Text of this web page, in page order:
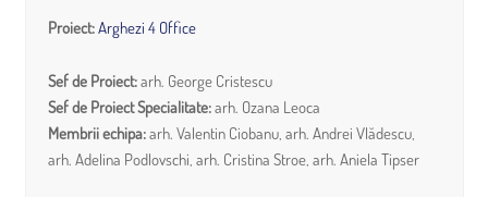
Proiect:Arghezi 4 Office
Sef de Proiect:arh. George Cristescu
Sef de Proiect Specialitate:arh. Ozana Leoca
Membrii echipa:arh. Valentin Ciobanu, arh. Andrei Vlădescu,
arh. Adelina Podlovschi, arh. Cristina Stroe, arh. Aniela Tipser